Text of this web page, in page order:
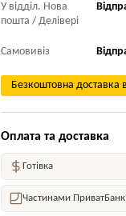
У відділ. Нова
пошта / Делівері
Самовивіз
Безкоштовна доставка
Оплата та доставка
Готівка
Частинами ПриватБанк